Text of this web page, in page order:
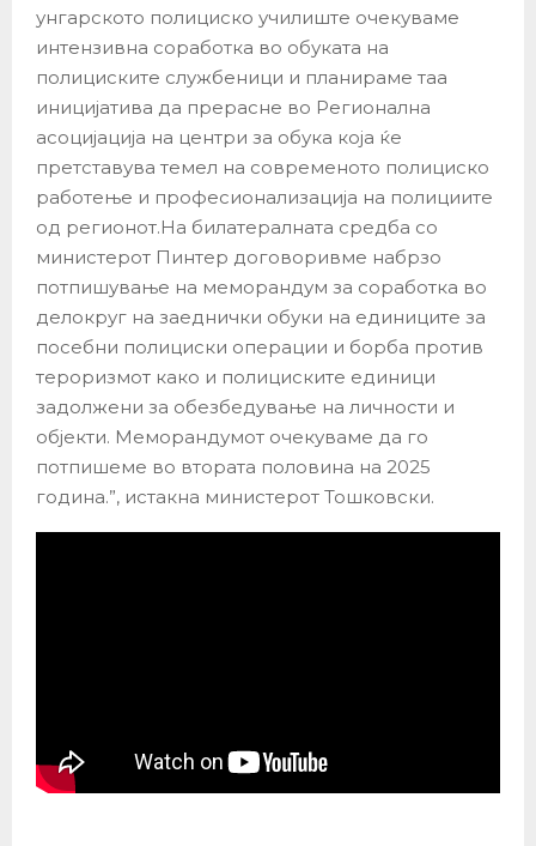
унгарското полициско училиште очекуваме
интензивна соработка во обуката на
полициските службеници и планираме таа
иницијатива да прерасне во Регионална
асоцијација на центри за обука која ќе
претставува темел на современото полициско
работење и професионализација на полициите
од регионот.На билатералната средба со
министерот Пинтер договоривме набрзо
потпишување на меморандум за соработка во
делокруг на заеднички обуки на единиците за
посебни полициски операции и борба против
тероризмот како и полициските единици
задолжени за обезбедување на личности и
објекти. Меморандумот очекуваме да го
потпишеме во втората половина на 2025
година.”, истакна министерот Тошковски.